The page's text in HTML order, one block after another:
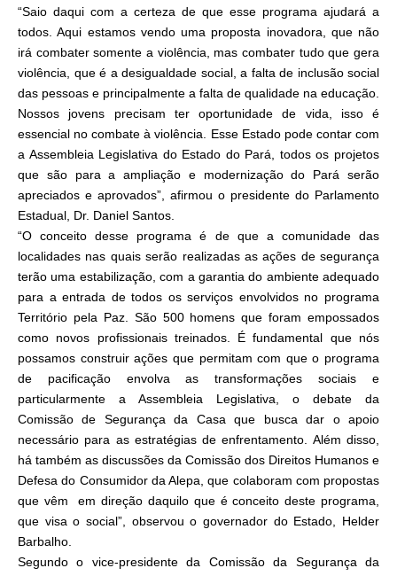
“Saio daqui com a certeza de que esse programa ajudará a
todos. Aqui estamos vendo uma proposta inovadora, que não
irá combater somente a violência, mas combater tudo que gera
violência, que é a desigualdade social, a falta de inclusão social
das pessoas e principalmente a falta de qualidade na educação.
Nossos jovens precisam ter oportunidade de vida, isso é
essencial no combate à violência. Esse Estado pode contar com
a Assembleia Legislativa do Estado do Pará, todos os projetos
que são para a ampliação e modernização do Pará serão
apreciados e aprovados”, afirmou o presidente do Parlamento
Estadual, Dr. Daniel Santos.
“O conceito desse programa é de que a comunidade das
localidades nas quais serão realizadas as ações de segurança
terão uma estabilização, com a garantia do ambiente adequado
para a entrada de todos os serviços envolvidos no programa
Território pela Paz. São 500 homens que foram empossados
como novos profissionais treinados. É fundamental que nós
possamos construir ações que permitam com que o programa
de pacificação envolva as transformações sociais e
particularmente a Assembleia Legislativa, o debate da
Comissão de Segurança da Casa que busca dar o apoio
necessário para as estratégias de enfrentamento. Além disso,
há também as discussões da Comissão dos Direitos Humanos e
Defesa do Consumidor da Alepa, que colaboram com propostas
que vêm em direção daquilo que é conceito deste programa,
que visa o social”, observou o governador do Estado, Helder
Barbalho.
Segundo o vice-presidente da Comissão da Segurança da